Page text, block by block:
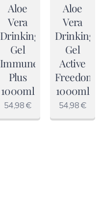
Aloe
Vera
Drinking
Gel
Immune
Plus
1000ml
54,98€
Aloe
Vera
Drinking
Gel
Active
Freedom
1000ml
54,98€